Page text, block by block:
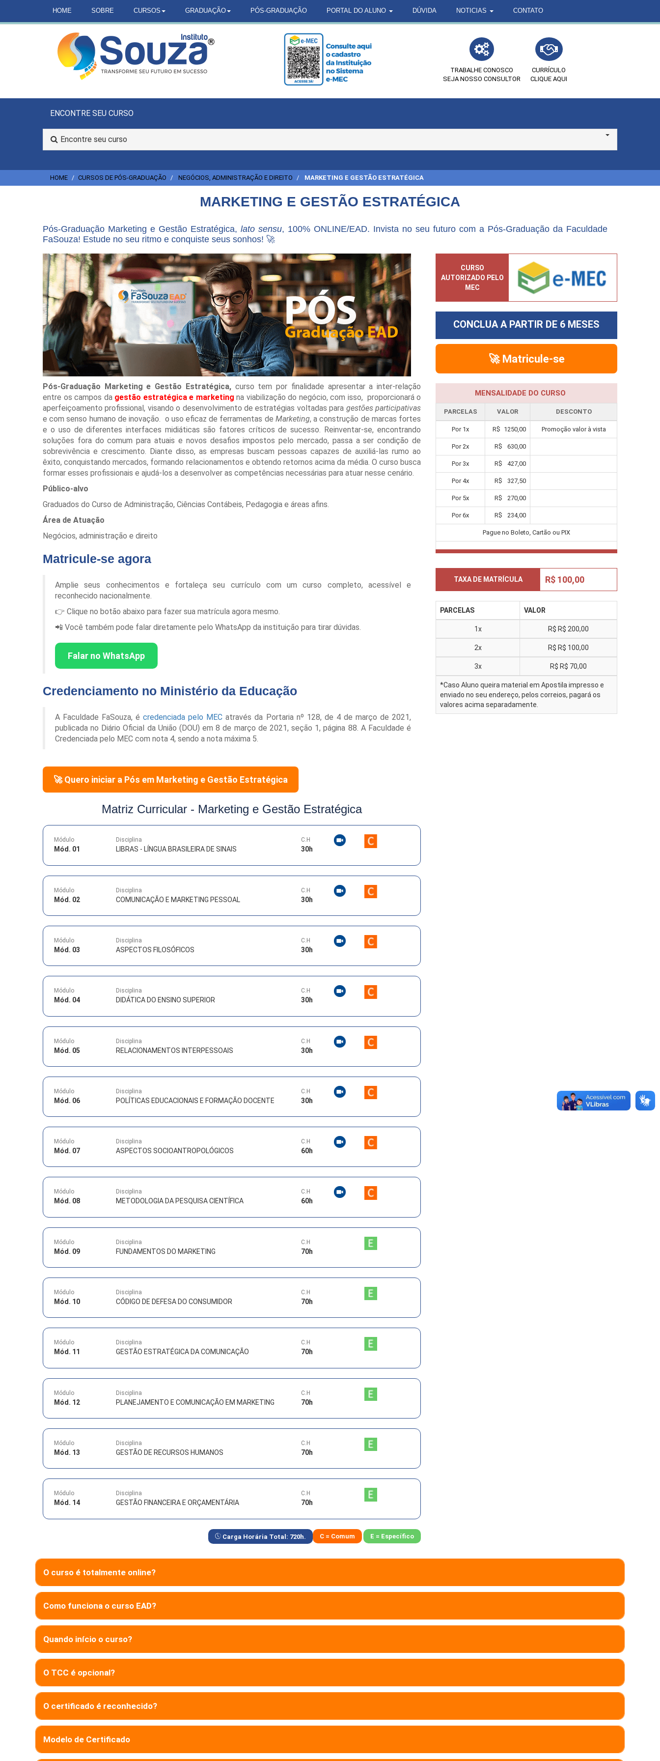
HOME SOBRE CURSOS GRADUAÇÃO PÓS-GRADUAÇÃO PORTAL DO ALUNO DÚVIDA NOTICIAS CONTATO
TRABALHE CONOSCO
SEJA NOSSO CONSULTOR
CURRÍCULO
CLIQUE AQUI
ENCONTRE SEU CURSO
Encontre seu curso
HOME CURSOS DE PÓS-GRADUAÇÃO NEGÓCIOS, ADMINISTRAÇÃO E DIREITO MARKETING E GESTÃO ESTRATÉGICA
MARKETING E GESTÃO ESTRATÉGICA
Pós-Graduação Marketing e Gestão Estratégica, lato sensu, 100% ONLINE/EAD. Invista no seu futuro com a Pós-Graduação da Faculdade
FaSouza! Estude no seu ritmo e conquiste seus sonhos! 🚀
Pós-Graduação Marketing e Gestão Estratégica,curso tem por finalidade apresentar a inter-relação
entre os campos da gestão estratégica e marketing na viabilização do negócio, com isso, proporcionará o
aperfeiçoamento profissional, visando o desenvolvimento de estratégias voltadas para gestões participativas
e com senso humano de inovação. o uso eficaz de ferramentas de Marketing, a construção de marcas fortes
e o uso de diferentes interfaces midiáticas são fatores críticos de sucesso. Reinventar-se, encontrando
soluções fora do comum para atuais e novos desafios impostos pelo mercado, passa a ser condição de
sobrevivência e crescimento. Diante disso, as empresas buscam pessoas capazes de auxiliá-las rumo ao
êxito, conquistando mercados, formando relacionamentos e obtendo retornos acima da média. O curso busca
formar esses profissionais e ajudá-los a desenvolver as competências necessárias para atuar nesse cenário.
Público-alvo
Graduados do Curso de Administração, Ciências Contábeis, Pedagogia e áreas afins.
Área de Atuação
Negócios, administração e direito
Matricule-se agora
Amplie seus conhecimentos e fortaleça seu currículo com um curso completo, acessível e
reconhecido nacionalmente.
👉 Clique no botão abaixo para fazer sua matrícula agora mesmo.
📲 Você também pode falar diretamente pelo WhatsApp da instituição para tirar dúvidas.
Falar no WhatsApp
Credenciamento no Ministério da Educação
A Faculdade FaSouza, écredenciada pelo MEC através da Portaria nº 128, de 4 de março de 2021,
publicada no Diário Oficial da União (DOU) em 8 de março de 2021, seção 1, página 88. A Faculdade é
Credenciada pelo MEC com nota 4, sendo a nota máxima 5.
🚀 Quero iniciar a Pós em Marketing e Gestão Estratégica
Matriz Curricular - Marketing e Gestão Estratégica
Módulo
Mód. 01
Disciplina
LIBRAS - LÍNGUA BRASILEIRA DE SINAIS
C.H
30h
Módulo
Mód. 02
Disciplina
COMUNICAÇÃO E MARKETING PESSOAL
C.H
30h
Módulo
Mód. 03
Disciplina
ASPECTOS FILOSÓFICOS
C.H
30h
Módulo
Mód. 04
Disciplina
DIDÁTICA DO ENSINO SUPERIOR
C.H
30h
Módulo
Mód. 05
Disciplina
RELACIONAMENTOS INTERPESSOAIS
C.H
30h
Módulo
Mód. 06
Disciplina
POLÍTICAS EDUCACIONAIS E FORMAÇÃO DOCENTE
C.H
30h
Módulo
Mód. 07
Disciplina
ASPECTOS SOCIOANTROPOLÓGICOS
C.H
60h
Módulo
Mód. 08
Disciplina
METODOLOGIA DA PESQUISA CIENTÍFICA
C.H
60h
Módulo
Mód. 09
Disciplina
FUNDAMENTOS DO MARKETING
C.H
70h
Módulo
Mód. 10
Disciplina
CÓDIGO DE DEFESA DO CONSUMIDOR
C.H
70h
Módulo
Mód. 11
Disciplina
GESTÃO ESTRATÉGICA DA COMUNICAÇÃO
C.H
70h
Módulo
Mód. 12
Disciplina
PLANEJAMENTO E COMUNICAÇÃO EM MARKETING
C.H
70h
Módulo
Mód. 13
Disciplina
GESTÃO DE RECURSOS HUMANOS
C.H
70h
Módulo
Mód. 14
Disciplina
GESTÃO FINANCEIRA E ORÇAMENTÁRIA
C.H
70h
Carga Horária Total: 720h. C = Comum E = Específico
CURSO
AUTORIZADO PELO
MEC
CONCLUA A PARTIR DE 6 MESES
🚀 Matricule-se
MENSALIDADE DO CURSO
PARCELAS VALOR DESCONTO
Por 1x R$ 1250,00 Promoção valor à vista
Por2x R$ 630,00
Por 3x R$ 427,00
Por4x R$ 327,50
Por 5x R$ 270,00
Por6x R$ 234,00
Pague no Boleto, Cartão ou PIX
TAXA DE MATRÍCULA R$ 100,00
PARCELAS VALOR
1x R$ R$ 200,00
2x R$ R$ 100,00
3x R$ R$ 70,00
*Caso Aluno queira material em Apostila impresso e
enviado no seu endereço, pelos correios, pagará os
valores acima separadamente.
O curso é totalmente online?
Como funciona o curso EAD?
Quando início o curso?
O TCC é opcional?
O certificado é reconhecido?
Modelo de Certificado